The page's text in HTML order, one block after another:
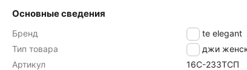
Основные сведения
Бренд
Conte elegant
Тип товара
Бриджи
Артикул
16С-233ТСП